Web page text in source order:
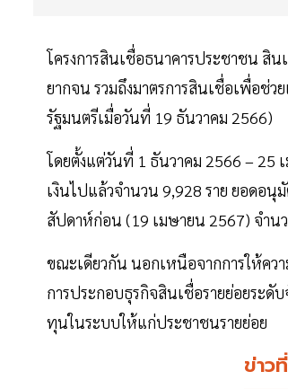
โครงการสินเชื่อธนาคารประชาชน
ยากจน รวมถึงมาตรการสินเชื่อเพื่อ
รัฐมนตรีเมื่อวันที่ 19 ธันวาคม 2566)
โดยตั้งแต่วันที่ 1 ธันวาคม 2566 – 25
เงินไปแล้วจำนวน 9,928 ราย ยอดอ
สัปดาห์ก่อน (19 เมษายน 2567) จำ
ขณะเดียวกัน นอกเหนือจากการให้คว
การประกอบธุรกิจสินเชื่อรายย่อยระดั
ทุนในระบบให้แก่ประชาชนรายย่อย
ข่าว